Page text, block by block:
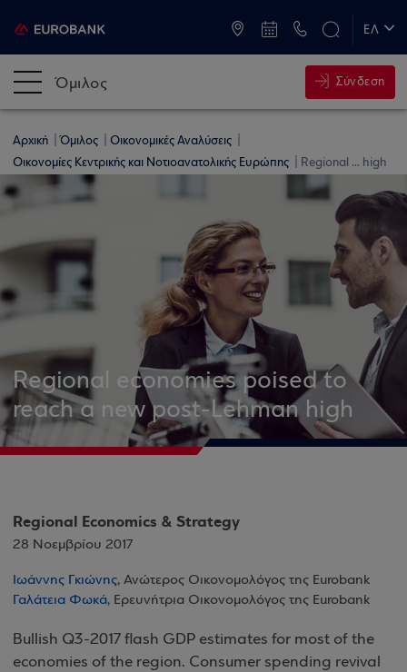
ΕΛ
Όμιλος Σύνδεση
Αρχική Όμιλος
Οικονομικές Αναλύσεις
Οικονομίες Κεντρικής και Νοτιοανατολικής Ευρώπης
Regional ... high
Regional economies poised to
reach a new post-Lehman high
Regional Economics & Strategy
28 Νοεμβρίου 2017
Ιωάννης Γκιώνης, Ανώτερος Οικονομολόγος της Eurobank
Γαλάτεια Φωκά, Ερευνήτρια Οικονομολόγος της Eurobank
Bullish Q3-2017 flash GDP estimates for most of the
economies of the region. Consumer spending revival